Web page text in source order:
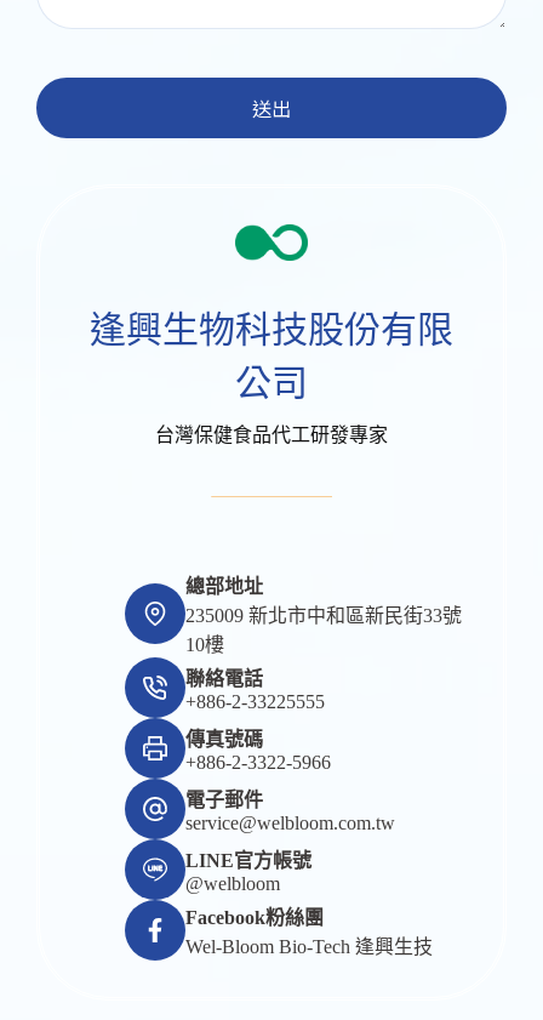
逢興生物科技股份有限
公司
台灣保健食品代工研發專家
總部地址
235009 新北市中和區新民街33號
10樓
聯絡電話
+886-2-33225555
傳真號碼
+886-2-3322-5966
電子郵件
service@welbloom.com.tw
LINE官方帳號
@welbloom
Facebook粉絲團
Wel-Bloom Bio-Tech 逢興生技
送出